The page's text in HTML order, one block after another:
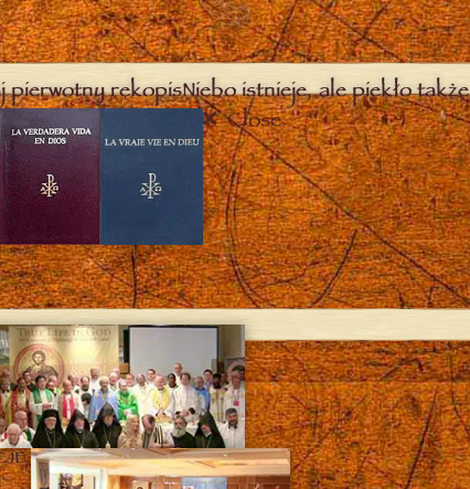
pierwotny rękopisNiebo istnieje, ale piekło także
Close